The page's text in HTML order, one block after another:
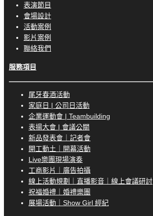
表演節目
會場設計
活動案例
影片案例
聯絡我們
服務項目
尾牙春酒活動
家庭日 | 公司日活動
企業運動會 | Teambuilding
表揚大會 | 會議公關
新品發表會｜記者會
開工動土｜開幕活動
Live樂團現場演奏
工商影片｜廣告拍攝
線上活動規劃｜直播影音｜線上會議研討
祝福婚禮｜婚禮樂團
展場活動｜Show Girl 經紀